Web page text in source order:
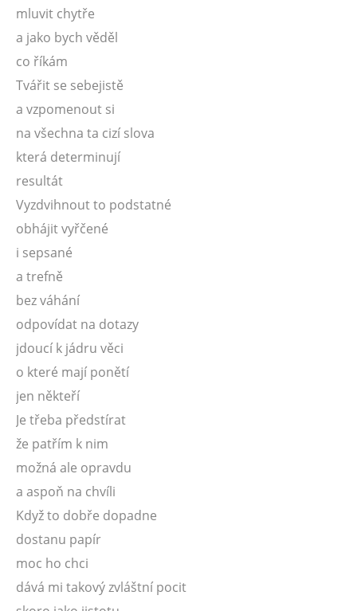
mluvit chytře
a jako bych věděl
co říkám
Tvářit se sebejistě
a vzpomenout si
na všechna ta cizí slova
která determinují
resultát
Vyzdvihnout to podstatné
obhájit vyřčené
i sepsané
a trefně
bez váhání
odpovídat na dotazy
jdoucí k jádru věci
o které mají ponětí
jen někteří
Je třeba předstírat
že patřím k nim
možná ale opravdu
a aspoň na chvíli
Když to dobře dopadne
dostanu papír
moc ho chci
dává mi takový zvláštní pocit